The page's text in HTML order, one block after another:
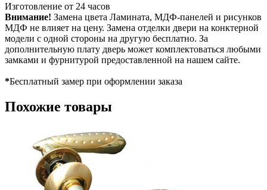
Изготовление от 24 часов
Внимание! Замена цвета Ламината, МДФ-панелей и рисунков
МДФ не влияет на цену. Замена отделки двери на конктерной
модели с одной стороны на другую бесплатно. За
дополнительную плату дверь может комплектоваться любыми
замками и фурнитурой предоставленной на нашем сайте.
*Бесплатный замер при оформлении заказа
Похожие товары